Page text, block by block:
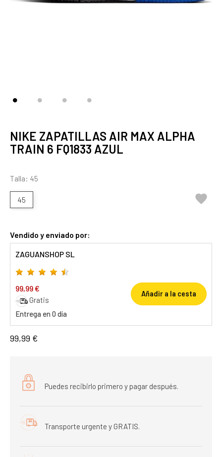
NIKE ZAPATILLAS AIR MAX ALPHA
TRAIN 6 FQ1833 AZUL
Talla: 45
45 
Vendido y enviado por:
ZAGUANSHOP SL
99,99 €
Gratis
Entrega en 0 día
Añadir a la cesta
99,99 €
Puedes recibirlo primero y pagar después.
Transporte urgente y GRATIS.